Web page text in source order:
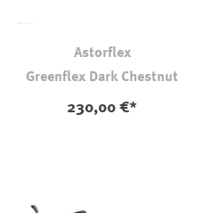
Astorflex
Greenflex Dark Chestnut
230,00 €*